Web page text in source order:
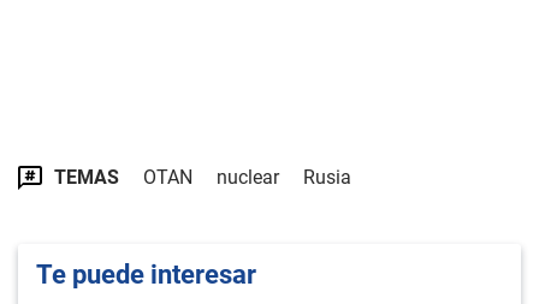
TEMAS OTAN nuclear Rusia
Te puede interesar